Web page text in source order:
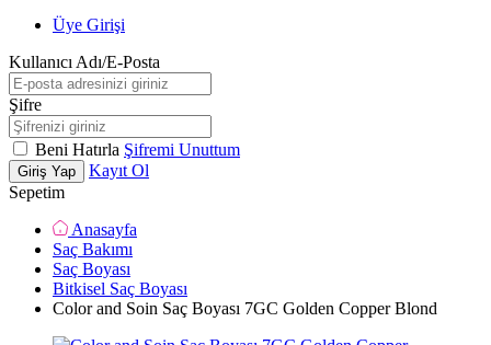
Üye Girişi
Kullanıcı Adı/E-Posta
Şifre
Beni Hatırla Şifremi Unuttum
Giriş Yap
Kayıt Ol
Sepetim
Anasayfa
Saç Bakımı
Saç Boyası
Bitkisel Saç Boyası
Color and Soin Saç Boyası 7GC Golden Copper Blond